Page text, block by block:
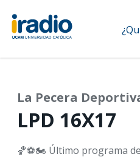
contenido
principal
La Pecera
LPD 16X17
🏀⚽🏍️ Último programa